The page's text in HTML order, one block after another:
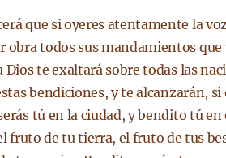
que si oyeres atentamente la
obra todos sus mandamientos
Dios te exaltará sobre todas las
bendiciones, y te alcanzarán, si
tú en la ciudad, y bendito tú
fruto de tu tierra, el fruto de tus